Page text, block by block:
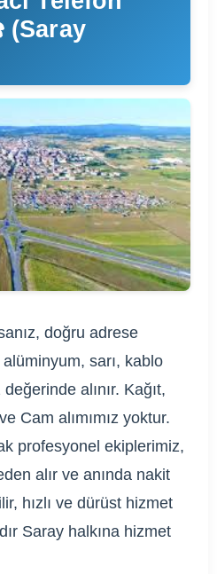
(Saray
doğru adrese
sarı, kablo
alınır. Kağıt,
Cam alımımız yoktur.
profesyonel ekiplerimiz,
alır ve anında nakit
hızlı ve dürüst hizmet
Saray halkına hizmet